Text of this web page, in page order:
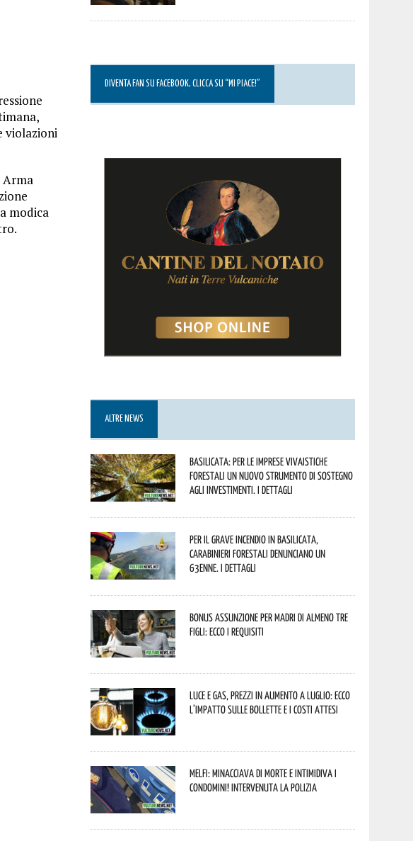
violazioni
modica
DIVENTA FAN SU FACEBOOK, CLICCA SU “MI PIACE!”
ALTRE NEWS
Basilicata: per le imprese vivaistiche
forestali un nuovo strumento di sostegno
agli investimenti. I dettagli
Per il grave incendio in Basilicata,
Carabinieri forestali denunciano un
63enne. I dettagli
Bonus assunzione per madri di almeno tre
figli: ecco i requisiti
Luce e gas, prezzi in aumento a luglio: ecco
l’impatto sulle bollette e i costi attesi
Melfi: minacciava di morte e intimidiva i
condomini! Intervenuta la Polizia